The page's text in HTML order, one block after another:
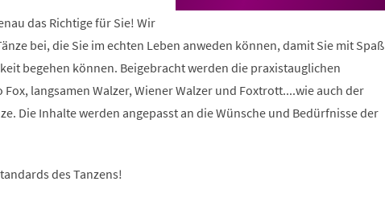
das Richtige für Sie! Wir
bei, die Sie im echten Leben anweden können, damit Sie mit Spaß
begehen können. Beigebracht werden die praxistauglichen
langsamen Walzer, Wiener Walzer und Foxtrott....wie auch der
Die Inhalte werden angepasst an die Wünsche und Bedürfnisse der
des Tanzens!